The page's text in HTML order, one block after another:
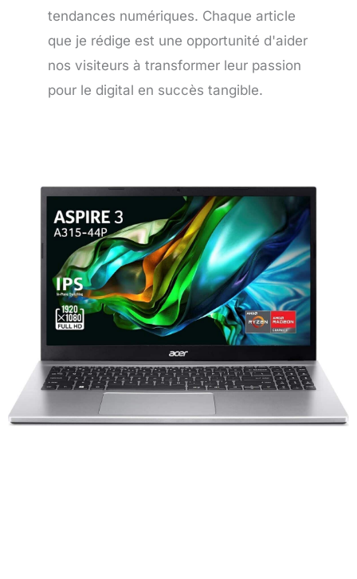
tendances numériques. Chaque article
que je rédige est une opportunité d'aider
nos visiteurs à transformer leur passion
pour le digital en succès tangible.